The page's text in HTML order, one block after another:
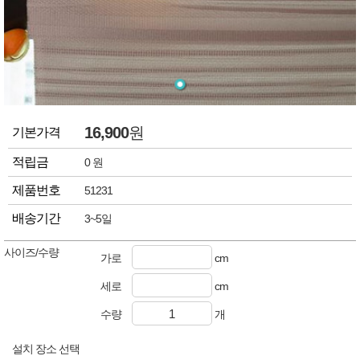
기본가격 16,900원
적립금 0 원
제품번호 51231
배송기간 3~5일
사이즈/수량 가로 cm
세로 cm
수량 개
설치 장소 선택